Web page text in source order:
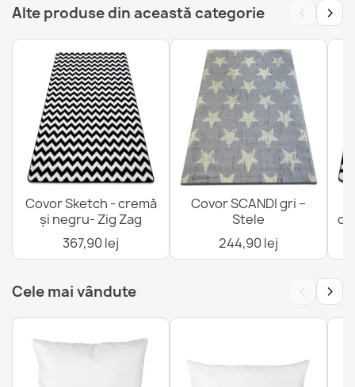
Alte produse din această categorie ‹ ›
Covor Sketch - cremă
și negru- Zig Zag
367,90 lej
Covor SCANDI gri –
Stele
244,90 lej
Cele mai vândute ‹ ›